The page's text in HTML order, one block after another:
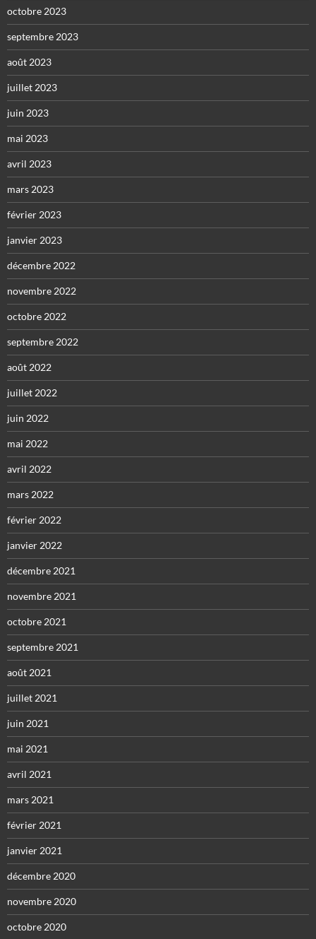
octobre 2023
septembre 2023
août 2023
juillet 2023
juin 2023
mai 2023
avril 2023
mars 2023
février 2023
janvier 2023
décembre 2022
novembre 2022
octobre 2022
septembre 2022
août 2022
juillet 2022
juin 2022
mai 2022
avril 2022
mars 2022
février 2022
janvier 2022
décembre 2021
novembre 2021
octobre 2021
septembre 2021
août 2021
juillet 2021
juin 2021
mai 2021
avril 2021
mars 2021
février 2021
janvier 2021
décembre 2020
novembre 2020
octobre 2020